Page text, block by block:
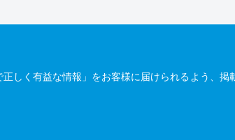
しく有益な情報」をお客様に届けられるよう、掲